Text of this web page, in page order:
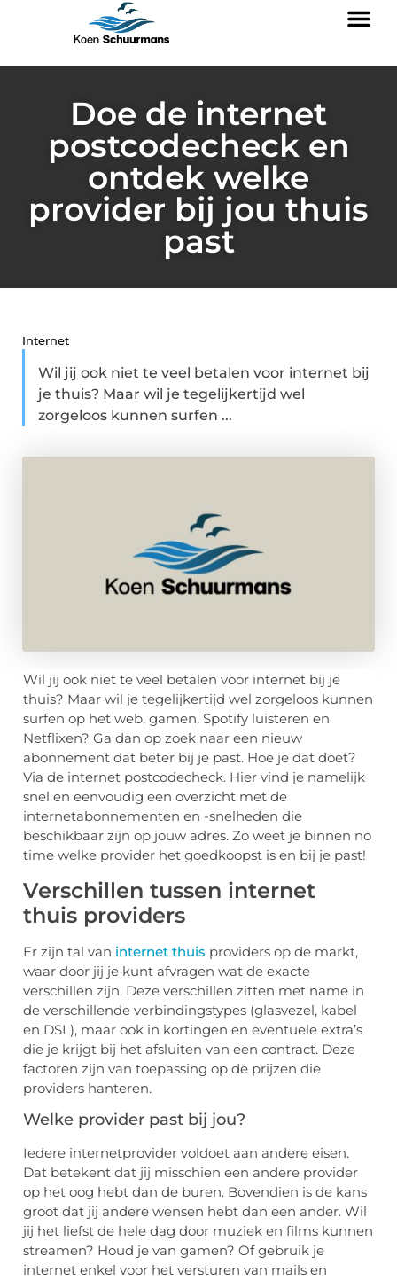
Doe de internet
postcodecheck en
ontdek welke
provider bij jou thuis
past
Internet
Wil jij ook niet te veel betalen voor internet bij
je thuis? Maar wil je tegelijkertijd wel
zorgeloos kunnen surfen ...
Wil jij ook niet te veel betalen voor internet bij je
thuis? Maar wil je tegelijkertijd wel zorgeloos kunnen
surfen op het web, gamen, Spotify luisteren en
Netflixen? Ga dan op zoek naar een nieuw
abonnement dat beter bij je past. Hoe je dat doet?
Via de internet postcodecheck. Hier vind je namelijk
snel en eenvoudig een overzicht met de
internetabonnementen en -snelheden die
beschikbaar zijn op jouw adres. Zo weet je binnen no
time welke provider het goedkoopst is en bij je past!
Verschillen tussen internet
thuis providers
Er zijn tal van internet thuis providers op de markt,
waar door jij je kunt afvragen wat de exacte
verschillen zijn. Deze verschillen zitten met name in
de verschillende verbindingstypes (glasvezel, kabel
en DSL), maar ook in kortingen en eventuele extra’s
die je krijgt bij het afsluiten van een contract. Deze
factoren zijn van toepassing op de prijzen die
providers hanteren.
Welke provider past bij jou?
Iedere internetprovider voldoet aan andere eisen.
Dat betekent dat jij misschien een andere provider
op het oog hebt dan de buren. Bovendien is de kans
groot dat jij andere wensen hebt dan een ander. Wil
jij het liefst de hele dag door muziek en films kunnen
streamen? Houd je van gamen? Of gebruik je
internet enkel voor het versturen van mails en